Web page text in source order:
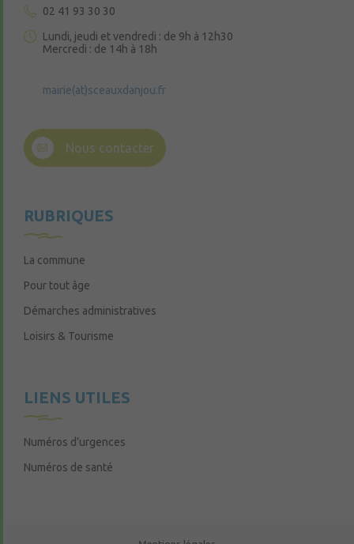
02 41 93 30 30
Lundi, jeudi et vendredi : de 9h à 12h30
Mercredi : de 14h à 18h
mairie(at)sceauxdanjou.fr
Nous contacter
RUBRIQUES
La commune
Pour tout âge
Démarches administratives
Loisirs & Tourisme
LIENS UTILES
Numéros d’urgences
Numéros de santé